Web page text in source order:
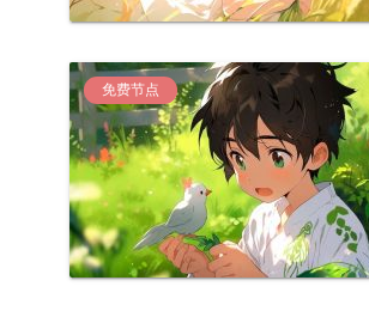
免费节点